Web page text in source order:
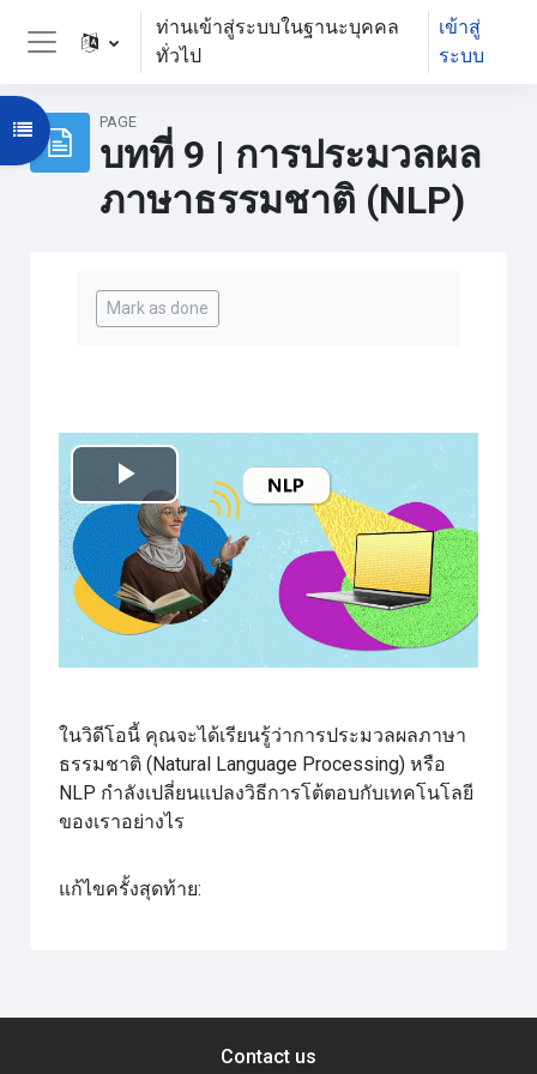
ข้ามไปที่เนื้อหาหลัก
Side panel
ท่านเข้าสู่ระบบในฐานะบุคคล
ทั่วไป
เข้าสู่
ระบบ
PAGE
บทที่ 9 | การประมวลผล
ภาษาธรรมชาติ (NLP)
Open course index
Mark as done
เล่น
วิดีโอ
ในวิดีโอนี้ คุณจะได้เรียนรู้ว่าการประมวลผลภาษา
ธรรมชาติ (Natural Language Processing) หรือ
NLP กำลังเปลี่ยนแปลงวิธีการโต้ตอบกับเทคโนโลยี
ของเราอย่างไร
แก้ไขครั้งสุดท้าย:
Contact us